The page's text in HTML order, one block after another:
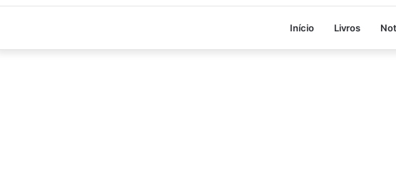
Início Livros